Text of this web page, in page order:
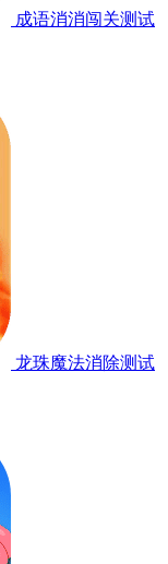
成语消消闯关测试
龙珠魔法消除测试